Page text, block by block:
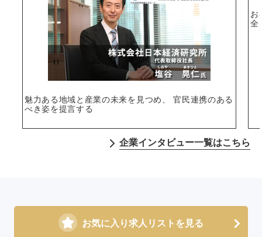
魅力ある地域と産業の未来を見つめ、 官民連携のある
べき姿を提言する
お
全
企業インタビュー一覧はこちら
お気に入り求人リストを見る